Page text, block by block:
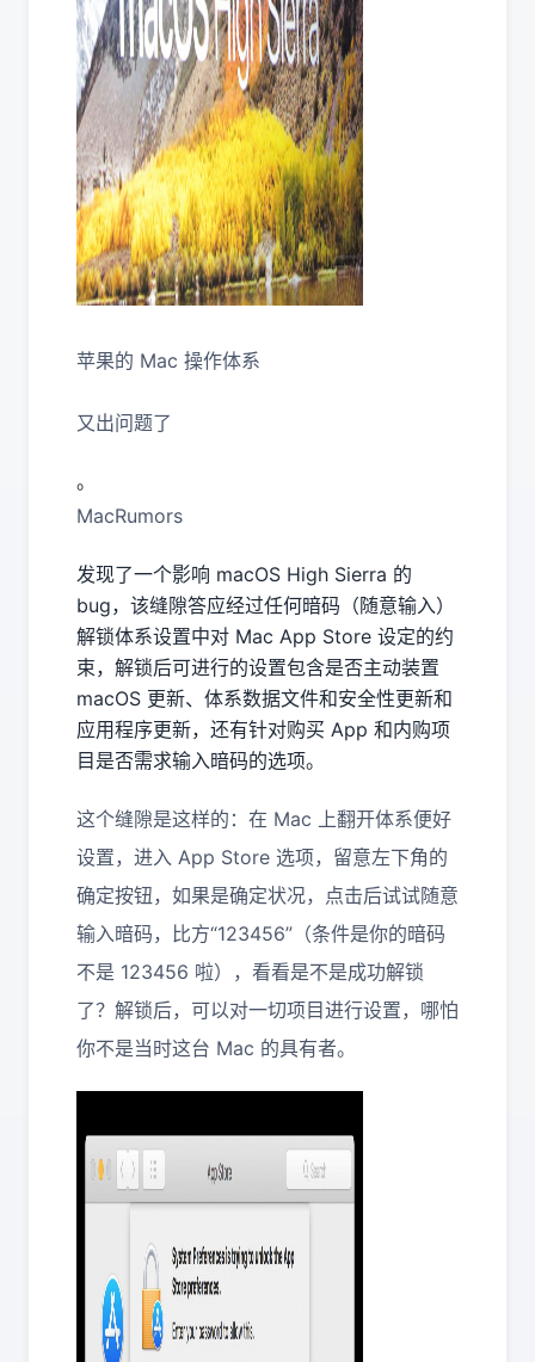
苹果的 Mac 操作体系
又出问题了
。
MacRumors
发现了一个影响 macOS High Sierra 的
bug，该缝隙答应经过任何暗码（随意输入）
解锁体系设置中对 Mac App Store 设定的约
束，解锁后可进行的设置包含是否主动装置
macOS 更新、体系数据文件和安全性更新和
应用程序更新，还有针对购买 App 和内购项
目是否需求输入暗码的选项。
这个缝隙是这样的：在 Mac 上翻开体系便好
设置，进入 App Store 选项，留意左下角的
确定按钮，如果是确定状况，点击后试试随意
输入暗码，比方“123456”（条件是你的暗码
不是 123456 啦），看看是不是成功解锁
了？解锁后，可以对一切项目进行设置，哪怕
你不是当时这台 Mac 的具有者。